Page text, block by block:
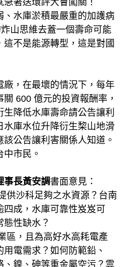
著送環評大會闖關！
、水庫淤積最嚴重的加護病
山思維去蓋一個壽命可能
這不是能源轉型，這是對國
廠，在最壞的情況下，每年
600 億元的投資報酬率，
降低水庫壽命請公告讓利
水庫水位升降衍生棃山地滑
公告讓利害關係人知道。
市民。
事長黃安調書面意見：
供沙科足夠之水資源？台南
成，水庫可靠性岌岌可
態性缺水？
區，且為高好水高耗電產
電需求？如何防範鉛、
、鎳、砷等重金屬空污？雲